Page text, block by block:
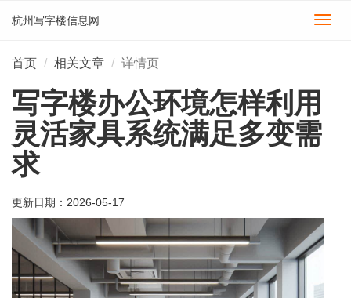
切
杭州写字楼信息网
首页 相关文章 详情页
写字楼办公环境怎样利用
灵活家具系统满足多变需
求
更新日期： 2026-05-17